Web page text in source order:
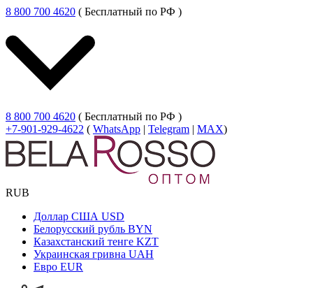
8 800 700 4620 ( Бесплатный по РФ )
8 800 700 4620 ( Бесплатный по РФ )
+7-901-929-4622 ( WhatsApp | Telegram | MAX)
RUB
Доллар США USD
Белорусский рубль BYN
Казахстанский тенге KZT
Украинская гривна UAH
Евро EUR